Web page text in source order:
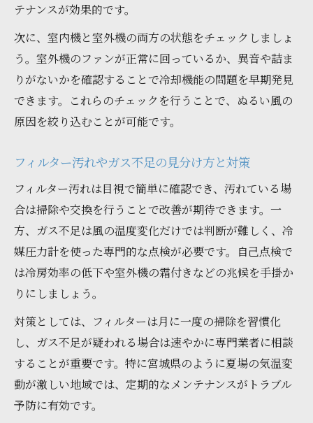
水漏れやガス補充対応業者の選び方ポイン
ト
効き目不良に対応できる修理依頼の判断基
準
依頼前にチェックすべき修理サービス内容
口コミや実績で選ぶ安心の修理先探し
テナンスが効果的です。
次に、室内機と室外機の両方の状態をチェックしましょ
う。室外機のファンが正常に回っているか、異音や詰ま
りがないかを確認することで冷却機能の問題を早期発見
できます。これらのチェックを行うことで、ぬるい風の
原因を絞り込むことが可能です。
フィルター汚れやガス不足の見分け方と対策
フィルター汚れは目視で簡単に確認でき、汚れている場
合は掃除や交換を行うことで改善が期待できます。一
方、ガス不足は風の温度変化だけでは判断が難しく、冷
媒圧力計を使った専門的な点検が必要です。自己点検で
は冷房効率の低下や室外機の霜付きなどの兆候を手掛か
りにしましょう。
対策としては、フィルターは月に一度の掃除を習慣化
し、ガス不足が疑われる場合は速やかに専門業者に相談
することが重要です。特に宮城県のように夏場の気温変
動が激しい地域では、定期的なメンテナンスがトラブル
予防に有効です。